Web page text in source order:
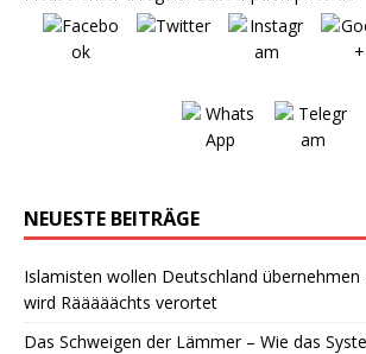
NEUESTE BEITRÄGE
Islamisten wollen Deutschland übernehmen
wird Rääääächts verortet
Das Schweigen der Lämmer – Wie das